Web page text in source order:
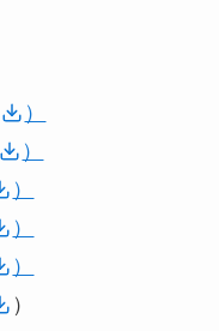
）
）
）
）
）
）